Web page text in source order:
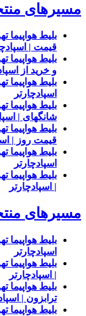
مسیرهای
بلیط هواپیما
قیمت |
بلیط هواپیما
و خرید از
بلیط هواپیما
اسپادچارتر
بلیط هواپیما
شانگهای |
قیمت روز |
بلیط هواپیما
اسپادچارتر
بلیط هواپیما
| اسپادچارتر
مسیرهای
بلیط هواپیما
اسپادچارتر
بلیط هواپیما
| اسپادچارتر
بلیط هواپیما
ترابزون |
بلیط هواپیما